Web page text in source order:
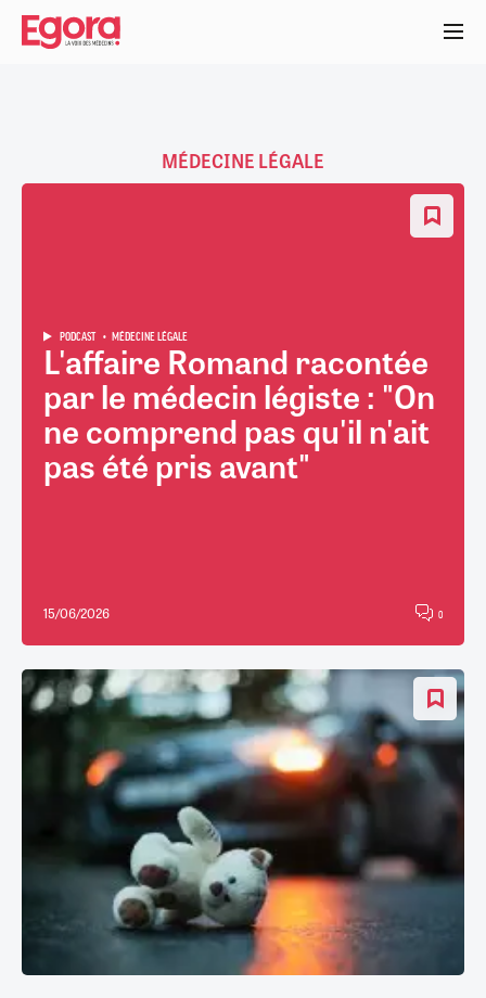
Aller
contenu
MÉDECINE LÉGALE
PODCAST MÉDECINE LÉGALE
L'affaire Romand racontée
par le médecin légiste : "On
ne comprend pas qu'il n'ait
pas été pris avant"
15/06/2026 0